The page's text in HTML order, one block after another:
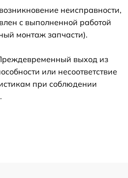
неисправности,
с выполненной работой
монтаж запчасти).
выход из
или несоответствие
при соблюдении